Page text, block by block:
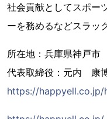
社会貢献としてスポ
ーを務めるなどスラッ
所在地：兵庫県神戸市
代表取締役：元内 康
https://happyell.co.jp/